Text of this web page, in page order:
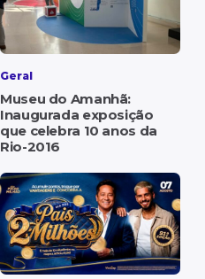
Geral
Museu do Amanhã:
Inaugurada exposição
que celebra 10 anos da
Rio-2016